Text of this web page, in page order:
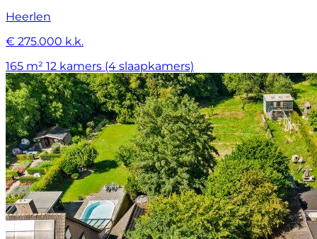
Heerlen
€ 275.000 k.k.
165 m² 12 kamers (4 slaapkamers)